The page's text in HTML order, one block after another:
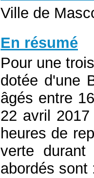
Ville de
En résumé
Pour une
dotée d'une
âgés entre
22 avril
heures de
verte durant
abordés sont